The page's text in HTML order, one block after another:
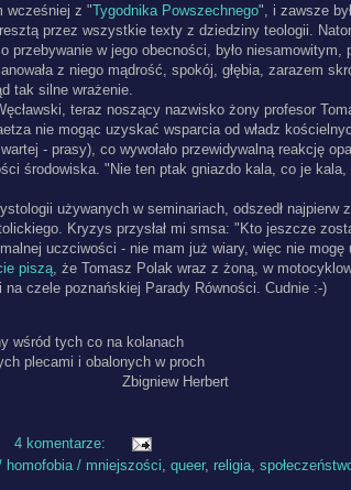
wcześniej z "Tygodnika Powszechnego", i zawsze
przez wszystkie texty z dziedziny teologii.
przebywanie w jego obecności, było niesamowitym,
z niego mądrość, spokój, głębia, zarazem
tak silne wrażenie.
teraz noszący nazwisko żony profesor
nie mogąc uzyskać wsparcia od władz
- prasy), co wywołało przewidywalną reakcję
środowiska. "Nie ten ptak gniazdo kala, co je
używanych w seminariach, odszedł najpierw
Kryzys przysłał mi smsa: "Kto jeszcze
uczciwości - nie mam już wiary, więc nie mogę
piszą , że Tomasz Polak wraz z żoną, w
na czele poznańskiej Parady Równości. Cudnie :-)
wśród tych co na kolanach
plecami i obalonych w proch
Zbigniew Herbert
4 komentarze:
homofobia / mniejszości, queer, religia,